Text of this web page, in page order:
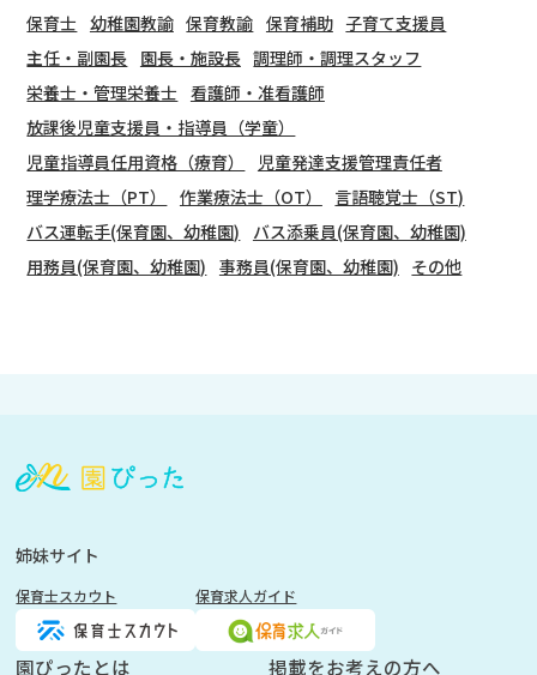
保育士 幼稚園教諭 保育教諭 保育補助 子育て支援員
主任・副園長 園長・施設長 調理師・調理スタッフ
栄養士・管理栄養士 看護師・准看護師
放課後児童支援員・指導員（学童）
児童指導員任用資格（療育）
児童発達支援管理責任者
理学療法士（PT）
作業療法士（OT）
言語聴覚士（ST)
バス運転手(保育園、幼稚園)
バス添乗員(保育園、幼稚園)
用務員(保育園、幼稚園) 事務員(保育園、幼稚園) その他
登
く
姉妹サイト
保育士スカウト 保育求人ガイド
園ぴったとは 掲載をお考えの方へ